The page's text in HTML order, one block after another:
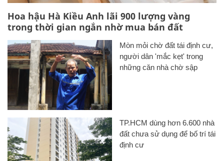
Hoa hậu Hà Kiều Anh lãi 900 lượng vàng
trong thời gian ngắn nhờ mua bán đất
Mòn mỏi chờ đất tái định cư,
người dân 'mắc kẹt' trong
những căn nhà chờ sập
TP.HCM dùng hơn 6.600 nhà
đất chưa sử dụng để bố trí tái
định cư